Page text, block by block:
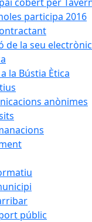
participa 2016
de la seu
la Bústia Ètica
anònimes
públic